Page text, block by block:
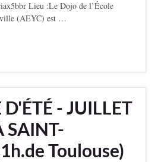
Lieu :Le Dojo de l’École
(AEYC) est …
D'ÉTÉ - JUILLET
SAINT-
Toulouse)